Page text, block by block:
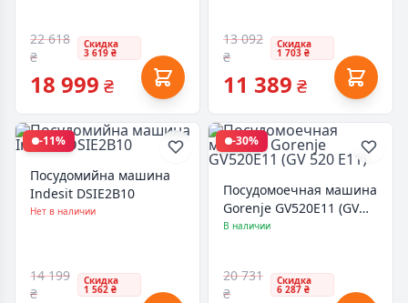
22 618
₴
Скидка
3 619 ₴
18 999 ₴
13 092
₴
Скидка
1 703 ₴
11 389 ₴
-11%
Посудомийна машина
Indesit DSIE2B10
Нет в наличии
14 199
₴
Скидка
1 562 ₴
-30%
Посудомоечная машина
Gorenje GV520E11 (GV
520 E11)
В наличии
20 731
₴
Скидка
6 287 ₴